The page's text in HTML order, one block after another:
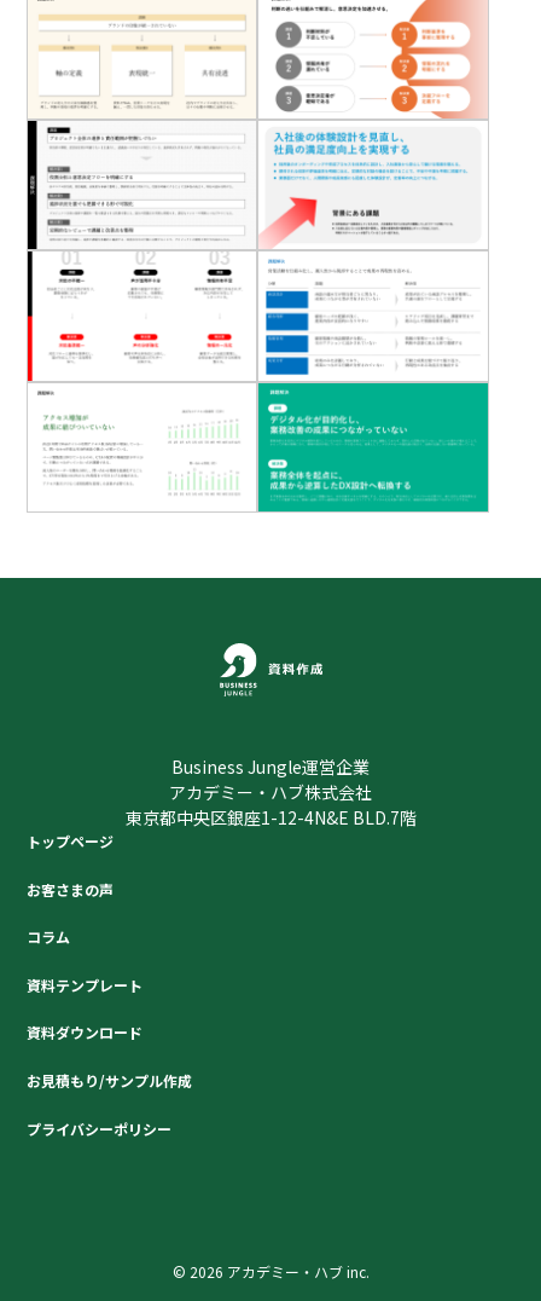
Business Jungle運営企業
アカデミー・ハブ株式会社
東京都中央区銀座1-12-4N&E BLD.7階
トップページ
お客さまの声
コラム
資料テンプレート
資料ダウンロード
お見積もり/サンプル作成
プライバシーポリシー
© 2026 アカデミー・ハブ inc.